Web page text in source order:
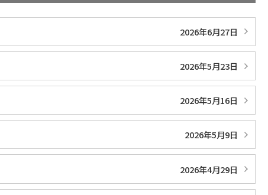
2026年6月27日
2026年5月23日
2026年5月16日
2026年5月9日
2026年4月29日